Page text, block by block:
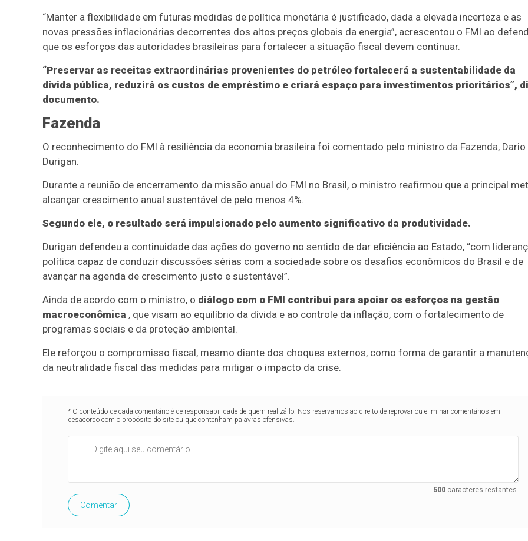
“Manter a flexibilidade em futuras medidas de política monetária é justificado, dada a elevada incerteza e as
novas pressões inflacionárias decorrentes dos altos preços globais da energia”, acrescentou o FMI ao
que os esforços das autoridades brasileiras para fortalecer a situação fiscal devem continuar.
“Preservar as receitas extraordinárias provenientes do petróleo fortalecerá a sustentabilidade da
dívida pública, reduzirá os custos de empréstimo e criará espaço para investimentos prioritários”,
documento.
Fazenda
O reconhecimento do FMI à resiliência da economia brasileira foi comentado pelo ministro da Fazenda, Dario
Durigan.
Durante a reunião de encerramento da missão anual do FMI no Brasil, o ministro reafirmou que a principal
alcançar crescimento anual sustentável de pelo menos 4%.
Segundo ele, o resultado será impulsionado pelo aumento significativo da produtividade.
Durigan defendeu a continuidade das ações do governo no sentido de dar eficiência ao Estado, “com
política capaz de conduzir discussões sérias com a sociedade sobre os desafios econômicos do Brasil e de
avançar na agenda de crescimento justo e sustentável”.
Ainda de acordo com o ministro, o diálogo com o FMI contribui para apoiar os esforços na gestão
macroeconômica , que visam ao equilíbrio da dívida e ao controle da inflação, com o fortalecimento de
programas sociais e da proteção ambiental.
Ele reforçou o compromisso fiscal, mesmo diante dos choques externos, como forma de garantir a
da neutralidade fiscal das medidas para mitigar o impacto da crise.
* O conteúdo de cada comentário é de responsabilidade de quem realizá-lo. Nos reservamos ao direito de reprovar ou eliminar comentários em
desacordo com o propósito do site ou que contenham palavras ofensivas.
500caracteres restantes.
Comentar